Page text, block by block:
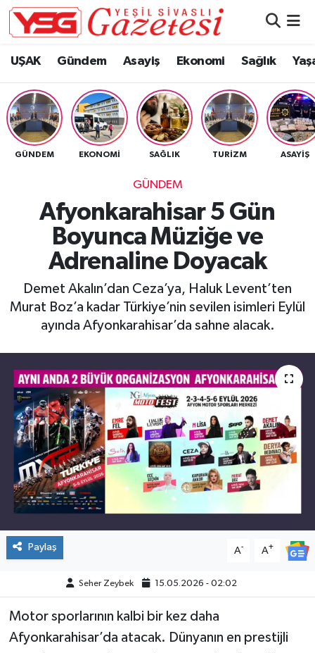
UŞAK Gündem Asayiş Ekonomi Sağlık
GÜNDEM EKONOMI SAĞLIK TURIZM ASAYIŞ
GÜNDEM
Afyonkarahisar 5 Gün
Boyunca Müziğe ve
Adrenaline Doyacak
Demet Akalın’dan Ceza’ya, Haluk Levent’ten
Murat Boz’a kadar Türkiye’nin sevilen isimleri Eylül
ayında Afyonkarahisar’da sahne alacak.
Paylaş A- A+
Seher Zeybek 15.05.2026 - 02:02
Motor sporlarının kalbi bir kez daha
Afyonkarahisar’da atacak. Dünyanın en prestijli
Hava Durumu
Namaz Vakitleri
Trafik Durumu
Tüm Manşetler
Son Dakika Haberleri
Haber Arşivi